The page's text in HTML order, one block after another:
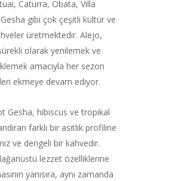
Caturra, Obata, Villa
gibi çok çeşitli kültür ve
üretmektedir. Alejo,
olarak yenilemek ve
amacıyla her sezon
ekmeye devam ediyor.
Gesha, hibiscus ve tropikal
farklı bir asitlik profiline
ve dengeli bir kahvedir.
lezzet özelliklerine
yanısıra, aynı zamanda